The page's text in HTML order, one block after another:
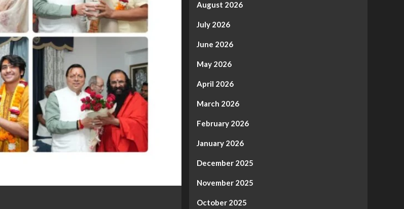
August 2026
July 2026
June 2026
May 2026
April 2026
March 2026
February 2026
January 2026
December 2025
November 2025
October 2025